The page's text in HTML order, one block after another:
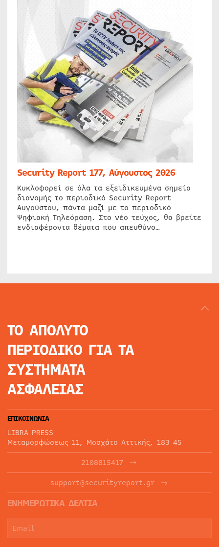
Security Report 177, Αύγουστος 2026
Κυκλοφορεί σε όλα τα εξειδικευμένα σημεία
διανομής το περιοδικό Security Report
Αυγούστου, πάντα μαζί με το περιοδικό
Ψηφιακή Τηλεόραση. Στο νέο τεύχος, θα βρείτε
ενδιαφέροντα θέματα που απευθύνο…
ΤΟ ΑΠΟΛΥΤΟ
ΠΕΡΙΟΔΙΚΟ ΓΙΑ ΤΑ
ΣΥΣΤΗΜΑΤΑ
ΑΣΦΑΛΕΙΑΣ
ΕΠΙΚΟΙΝΩΝΙΑ
LIBRA PRESS
Μεταμορφώσεως 11, Μοσχάτο Αττικής, 183 45
2108815417
support@securityreport.gr
ΕΝΗΜΕΡΩΤΙΚΑ ΔΕΛΤΙΑ